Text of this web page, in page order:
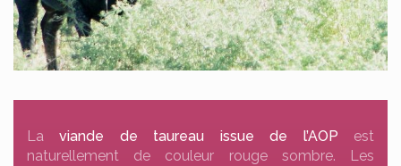
Laviande de taureau issue de l’AOP est
naturellement de couleur rouge sombre. Les